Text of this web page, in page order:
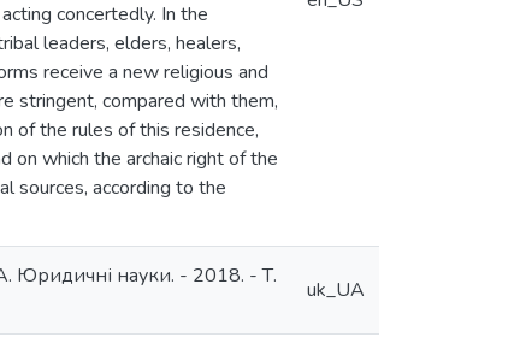
concertedly. In the
leaders, elders, healers,
receive a new religious and
stringent, compared with them,
of the rules of this residence,
which the archaic right of the
sources, according to the
Юридичні науки. - 2018. - Т.
uk_UA